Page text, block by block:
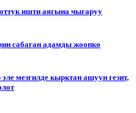
ишти аягына чыгаруу
сабаган адамды жоопко
мезгилде кырктан ашуун гезит,